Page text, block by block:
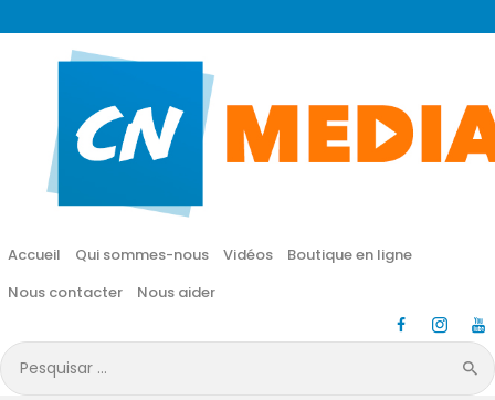
Accueil Qui sommes-nous Vidéos
Boutique en ligne
Nous contacter
Nous aider
Pesquisar
por:
CN MÉDIA
Une vie nouvelle en JESUS !
Accueil
Vidéos
Boutique en ligne